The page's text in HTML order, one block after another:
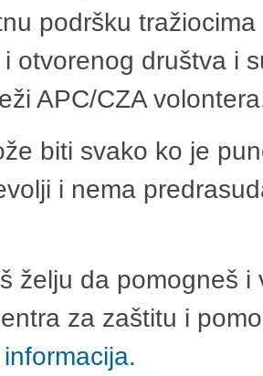
podršku
otvorenog društva i
APC/CZA
biti svako ko je
i nema
želju da pomogneš
za zaštitu i